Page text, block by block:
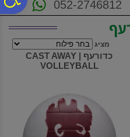
052-2746812
מציג
כדורעף | CAST AWAY
VOLLEYBALL